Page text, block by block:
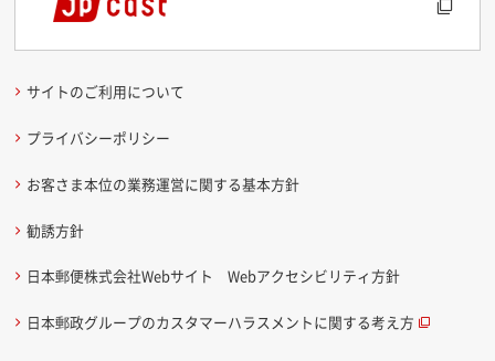
サイトのご利用について
プライバシーポリシー
お客さま本位の業務運営に関する基本方針
勧誘方針
日本郵便株式会社Webサイト Webアクセシビリティ方針
日本郵政グループのカスタマーハラスメントに関する考え方